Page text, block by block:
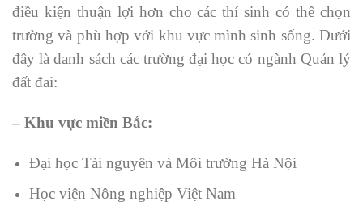
điều kiện thuận lợi hơn cho các thí sinh có thể chọn
trường và phù hợp với khu vực mình sinh sống. Dưới
đây là danh sách các trường đại học có ngành Quản lý
đất đai:
– Khu vực miền Bắc:
Đại học Tài nguyên và Môi trường Hà Nội
Học viện Nông nghiệp Việt Nam